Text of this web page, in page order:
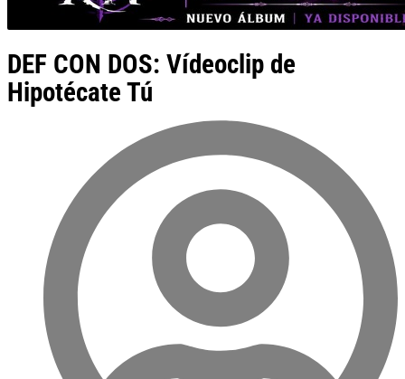
DEF CON DOS: Vídeoclip de
Hipotécate Tú